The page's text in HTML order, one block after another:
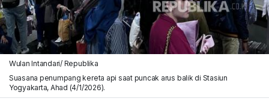
Wulan Intandari/ Republika
Suasana penumpang kereta api saat puncak arus balik di Stasiun
Yogyakarta, Ahad (4/1/2026).